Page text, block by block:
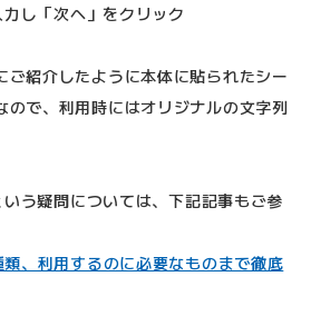
し「次へ」をクリック
ご紹介したように本体に貼られたシー
ので、利用時にはオリジナルの文字列
う疑問については、下記記事もご参
、利用するのに必要なものまで徹底